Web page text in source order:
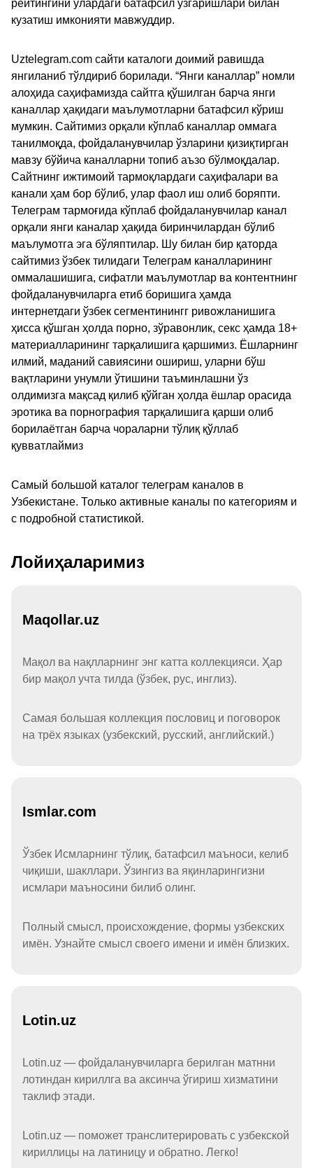
рейтингини улардаги батафсил ўзгаришлари билан
кузатиш имконияти мавжуддир.
Uztelegram.com сайти каталоги доимий равишда
янгиланиб тўлдириб борилади. “Янги каналлар” номли
алоҳида саҳифамизда сайтга қўшилган барча янги
каналлар ҳақидаги маълумотларни батафсил кўриш
мумкин. Сайтимиз орқали кўплаб каналлар оммага
танилмоқда, фойдаланувчилар ўзларини қизиқтирган
мавзу бўйича каналларни топиб аъзо бўлмоқдалар.
Сайтнинг ижтимоий тармоқлардаги саҳифалари ва
канали ҳам бор бўлиб, улар фаол иш олиб боряпти.
Телеграм тармоғида кўплаб фойдаланувчилар канал
орқали янги каналар ҳақида биринчилардан бўлиб
маълумотга эга бўляптилар. Шу билан бир қаторда
сайтимиз ўзбек тилидаги Телеграм каналларининг
оммалашишига, сифатли маълумотлар ва контентнинг
фойдаланувчиларга етиб боришига ҳамда
интернетдаги ўзбек сегментинингг ривожланишига
ҳисса қўшган ҳолда порно, зўравонлик, секс ҳамда 18+
материалларининг тарқалишига қаршимиз. Ёшларнинг
илмий, маданий савиясини ошириш, уларни бўш
вақтларини унумли ўтишини таъминлашни ўз
олдимизга мақсад қилиб қўйган ҳолда ёшлар орасида
эротика ва порнография тарқалишига қарши олиб
борилаётган барча чораларни тўлиқ қўллаб
қувватлаймиз
Самый большой каталог телеграм каналов в
Узбекистане. Только активные каналы по категориям и
с подробной статистикой.
Лойиҳаларимиз
Maqollar.uz
Мақол ва нақлларнинг энг катта коллекцияси. Ҳар
бир мақол учта тилда (ўзбек, рус, инглиз).
Самая большая коллекция пословиц и поговорок
на трёх языках (узбекский, русский, английский.)
Ismlar.com
Ўзбек Исмларнинг тўлиқ, батафсил маъноси, келиб
чиқиши, шакллари. Ўзингиз ва яқинларингизни
исмлари маъносини билиб олинг.
Полный смысл, происхождение, формы узбекских
имён. Узнайте смысл своего имени и имён близких.
Lotin.uz
Lotin.uz — фойдаланувчиларга берилган матнни
лотиндан кириллга ва аксинча ўгириш хизматини
таклиф этади.
Lotin.uz — поможет транслитерировать с узбекской
кириллицы на латиницу и обратно. Легко!